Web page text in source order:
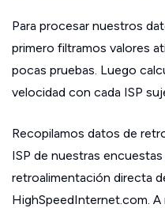
Para procesar nuestros
primero filtramos valores
pocas pruebas. Luego
velocidad con cada ISP
Recopilamos datos de
ISP de nuestras
retroalimentación directa
HighSpeedInternet.com.